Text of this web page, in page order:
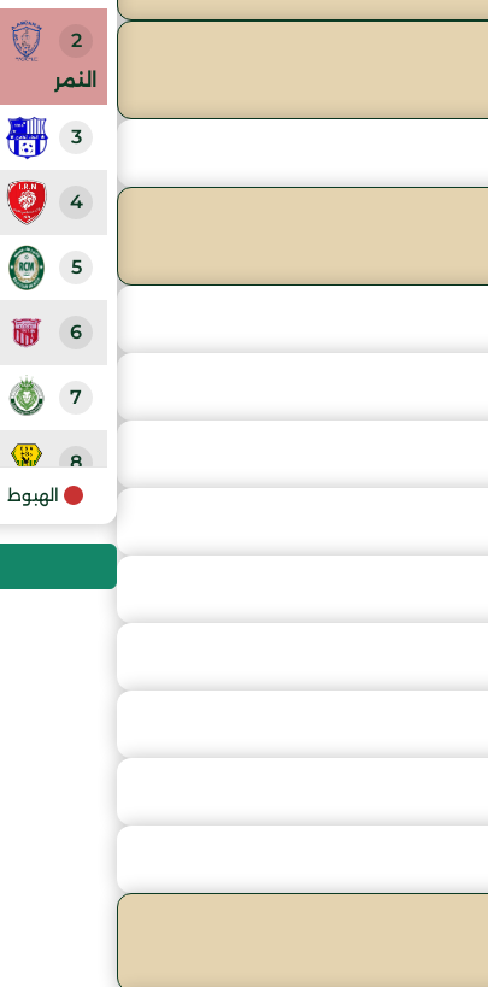
2
النمر
3
4
5
6
7
8
9
10
الهبوط